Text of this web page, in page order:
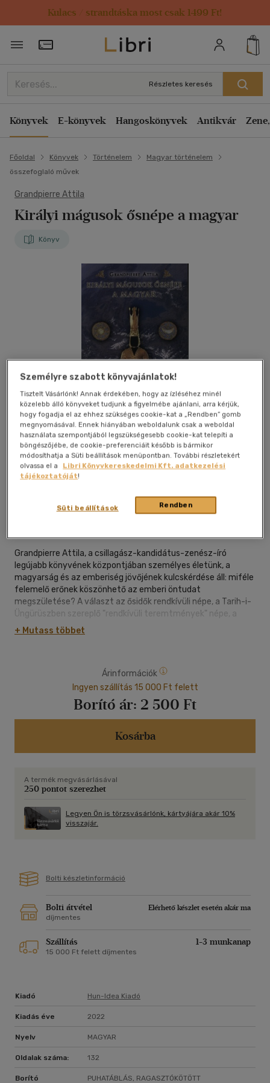
Kulacs / strandtáska most csak 1499 Ft!
Törzsvásárlói Kártya adatai
Részletes keresés
Könyvek E-könyvek Hangoskönyvek Antikvár
Főoldal Könyvek Történelem
Magyar történelem
összefoglaló művek
Grandpierre Attila
Királyi mágusok ősnépe a magyar
Könyv
Kívánságlistához adom Megosztom
Hun-Idea Kiadó|2022|magyar nyelvű|puhatáblás,
Grandpierre Attila, a csillagász-kandidátus-zenész-író
legújabb könyvének központjában személyes életünk, a
magyarság és az emberiség jövőjének kulcskérdése áll: miféle
felemelő erőnek köszönhető az emberi öntudat
megszületése? A választ az ősidők rendkívüli népe, a Tarih-i-
Üngürüszben szereplő "rendkívüli teremtmények" népe, a
királyi mágusok népe, a magyar nép különleges
nemzetségcsaládja hordozza.
természettudományos világképe a királyi mágusok
jelképekbe foglalt testamentuma. A királyi mágusok adták az
ősidők magyar napkirályait, feladatuk a Föld népeinek
védelmezése volt. Bemutatjuk az első emberiséget felemelő
napkirályság, a mágusok és az ősi magyarság kultúrájának az
emberré válás korszakáig visszanyúló múltját igazoló érveket
visszaszerzését, a népek'szövetségét és az emberiség
újjászületését.
+ Mutass többet
Árinformációk
Ingyen szállítás 15 000 Ft felett
Borító ár: 2 500 Ft
Kosárba
A termék megvásárlásával
250 pontot szerezhet
Legyen Ön is törzsvásárlónk, kártyájára akár 10%
visszajár.
Bolti készletinformáció
Bolti átvétel
Elérhető készlet esetén akár ma
díjmentes
Szállítás 1-3 munkanap
15 000 Ft felett díjmentes
Kiadó Hun-Idea Kiadó
Kiadás éve 2022
Nyelv MAGYAR
Oldalak száma: 132
Borító PUHATÁBLÁS, RAGASZTÓKÖTÖTT
Személyre szabott könyvajánlatok!
Tisztelt Vásárlónk! Annak érdekében, hogy az ízléséhez minél
közelebb álló könyveket tudjunk a figyelmébe ajánlani, arra kérjük,
hogy fogadja el az ehhez szükséges cookie-kat a „Rendben” gomb
megnyomásával. Ennek hiányában weboldalunk csak a weboldal
használata szempontjából legszükségesebb cookie-kat telepíti a
böngészőjébe, de cookie-preferenciáit később is bármikor
módosíthatja a Süti beállítások menüpontban. További részletekért
olvassa el a
Libri Könyvkereskedelmi Kft. adatkezelési
tájékoztatóját!
Rendben
Süti beállítások